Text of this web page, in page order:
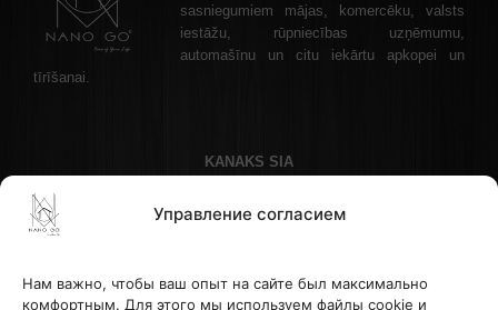
Управление согласием
Нам важно, чтобы ваш опыт на сайте был максимально
комфортным. Для этого мы используем файлы cookie и
sasniegumiem mājas, komercēku, valsts
iestāžu, rūpniecības uzņēmumu,
automašīnu un citu iekārtu apkopei un
tīrīšanai.
KANAKS SIA
Телефон: +37122336465 , эл. почта: info@nanogo.lv
НДС LV45403034175